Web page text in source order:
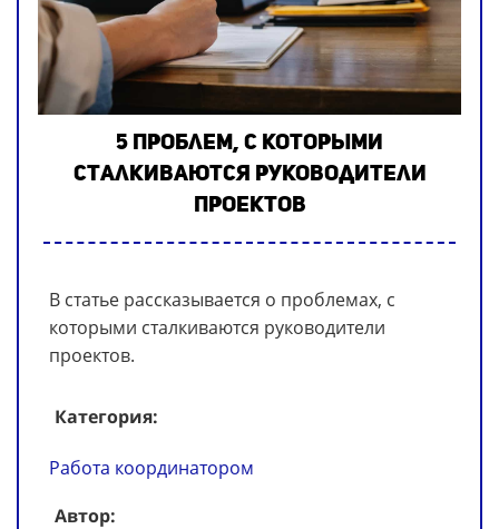
5 проблем, с которыми
сталкиваются руководители
проектов
В статье рассказывается о проблемах, с
которыми сталкиваются руководители
проектов.
Категория:
Работа координатором
Автор: